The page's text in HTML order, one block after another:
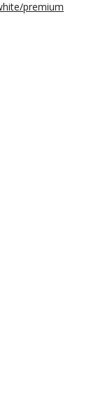
premium